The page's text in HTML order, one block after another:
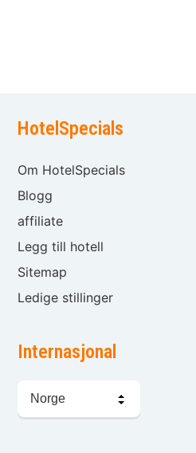
HotelSpecials
Om HotelSpecials
Blogg
affiliate
Legg till hotell
Sitemap
Ledige stillinger
Internasjonal